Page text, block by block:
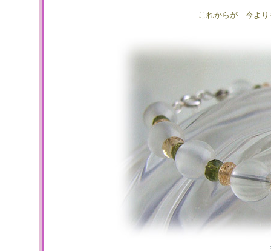
これからが 今より